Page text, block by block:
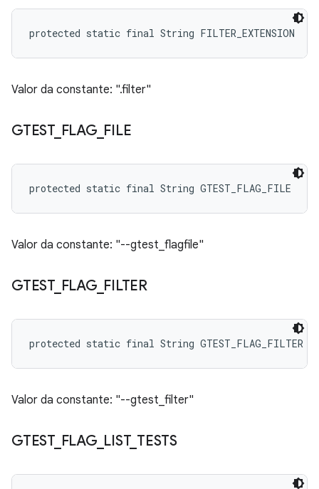
protected static final String FILTER_EXTENSION
Valor da constante: ".filter"
GTEST_ FLAG_ FILE
protected static final String GTEST_FLAG_FILE
Valor da constante: "--gtest_flagfile"
GTEST_ FLAG_ FILTER
protected static final String GTEST_FLAG_FILTER
Valor da constante: "--gtest_filter"
GTEST_ FLAG_ LIST_ TESTS